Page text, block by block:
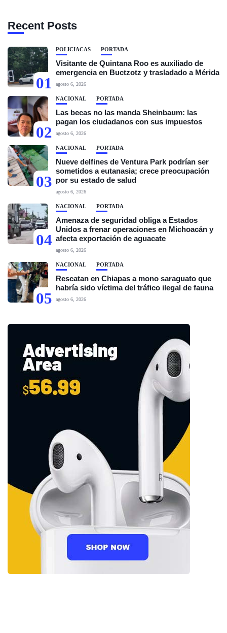
Recent Posts
01
POLICIACAS PORTADA
Visitante de Quintana Roo es auxiliado de
emergencia en Buctzotz y trasladado a Mérida
agosto 6, 2026
02
NACIONAL PORTADA
Las becas no las manda Sheinbaum: las
pagan los ciudadanos con sus impuestos
agosto 6, 2026
03
NACIONAL PORTADA
Nueve delfines de Ventura Park podrían ser
sometidos a eutanasia; crece preocupación
por su estado de salud
agosto 6, 2026
04
NACIONAL PORTADA
Amenaza de seguridad obliga a Estados
Unidos a frenar operaciones en Michoacán y
afecta exportación de aguacate
agosto 6, 2026
05
NACIONAL PORTADA
Rescatan en Chiapas a mono saraguato que
habría sido víctima del tráfico ilegal de fauna
agosto 6, 2026